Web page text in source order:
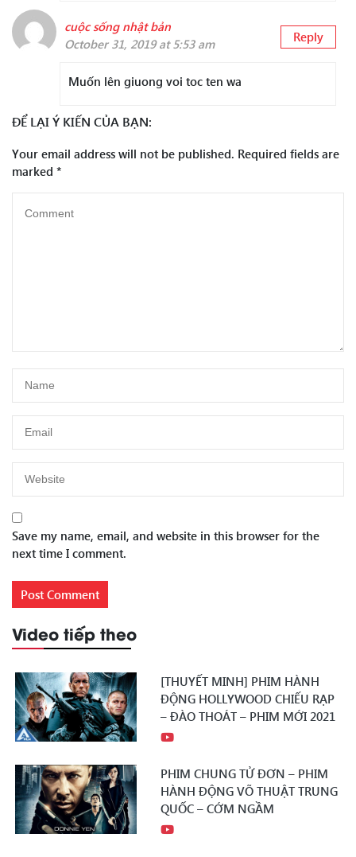
cuộc sống nhật bản
October 31, 2019 at 5:53 am
Reply
Muốn lên giuong voi toc ten wa
ĐỂ LẠI Ý KIẾN CỦA BẠN:
Your email address will not be published. Required fields are
marked *
Save my name, email, and website in this browser for the
next time I comment.
Video tiếp theo
[THUYẾT MINH] PHIM HÀNH
ĐỘNG HOLLYWOOD CHIẾU RẠP
– ĐÀO THOÁT – PHIM MỚI 2021
PHIM CHUNG TỬ ĐƠN – PHIM
HÀNH ĐỘNG VÕ THUẬT TRUNG
QUỐC – CỚM NGẦM